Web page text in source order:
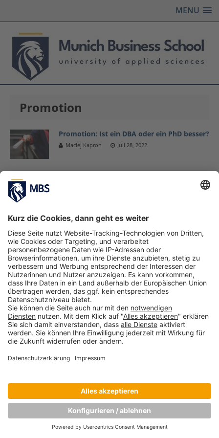
MENU
Promotion
Promotion: Ist ein DBA oder ein PhD besser?
Maciej Kapron Juli 28, 2022
„Der Prozess, der mich zu meinen
Forschungsprojekt geführt hat, war ein sehr
lohnender.“ – Dr. Alexander Müller über sein
DBA-Studium
August 9, 2021
Copyright © Munich Business School